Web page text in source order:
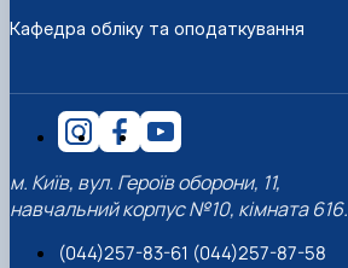
Кафедра обліку та оподаткування
м. Київ, вул. Героїв оборони, 11,
навчальний корпус №10, кімната 616.
(044)257-83-61 (044)257-87-58